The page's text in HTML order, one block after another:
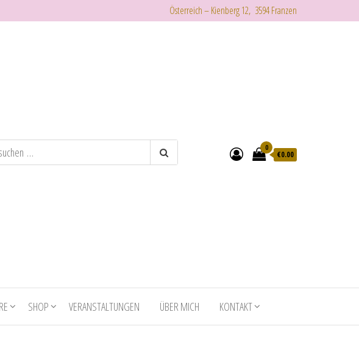
Österreich – Kienberg 12, 3594 Franzen
0
€0.00
SHOP VERANSTALTUNGEN ÜBER MICH KONTAKT